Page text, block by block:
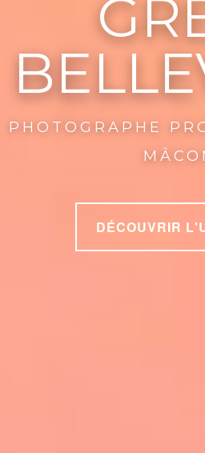
PHOTOGRAPHE
DÉCOUVRIR